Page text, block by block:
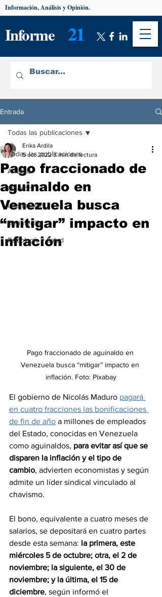
Informe 21
Información, Análisis y Opinión.
Entrada
Todas las publicaciones
Análisis
Opinión
Información
De interés
Psicología y Salud
Todas las publicaciones
Pago fraccionado de
aguinaldo en
Venezuela busca
“mitigar” impacto en
inflación
Erika Ardila
5 oct 2022 3 min de lectura
Pago fraccionado de aguinaldo en
Venezuela busca “mitigar” impacto en
inflación. Foto: Pixabay
El gobierno de Nicolás Maduro pagará
en cuatro fracciones las bonificaciones
de fin de año a millones de empleados
del Estado, conocidas en Venezuela
como aguinaldos, para evitar así que se
disparen la inflación y el tipo de
cambio, advierten economistas y según
admite un líder sindical vinculado al
chavismo.
El bono, equivalente a cuatro meses de
salarios, se depositará en cuatro partes
desde esta semana: la primera, este
miércoles 5 de octubre; otra, el 2 de
noviembre; la siguiente, el 30 de
noviembre; y la última, el 15 de
diciembre, según informó el